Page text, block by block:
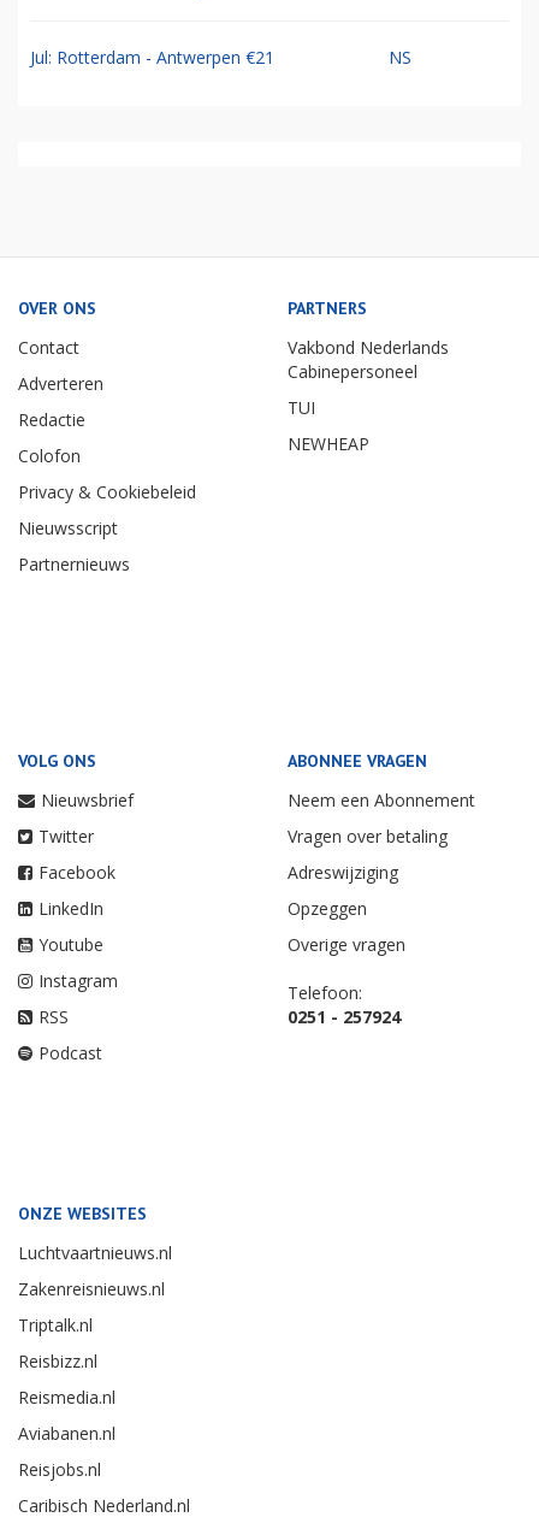
Jul: Rotterdam - Antwerpen €21 NS
OVER ONS
Contact
Adverteren
Redactie
Colofon
Privacy & Cookiebeleid
Nieuwsscript
Partnernieuws
PARTNERS
Vakbond Nederlands
Cabinepersoneel
TUI
NEWHEAP
VOLG ONS
Nieuwsbrief
Twitter
Facebook
LinkedIn
Youtube
Instagram
RSS
Podcast
ABONNEE VRAGEN
Neem een Abonnement
Vragen over betaling
Adreswijziging
Opzeggen
Overige vragen
Telefoon:
0251 - 257924
ONZE WEBSITES
Luchtvaartnieuws.nl
Zakenreisnieuws.nl
Triptalk.nl
Reisbizz.nl
Reismedia.nl
Aviabanen.nl
Reisjobs.nl
Caribisch Nederland.nl